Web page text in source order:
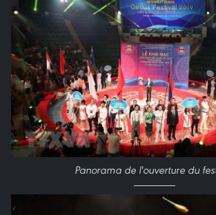
Panorama de l'ouverture du